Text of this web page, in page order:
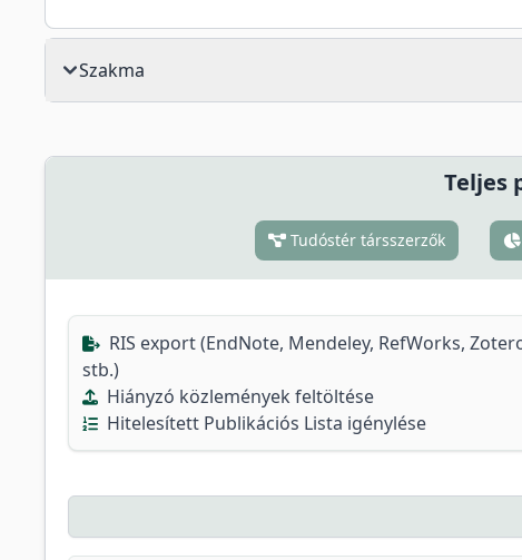
Szakma
Teljes
Tudóstér társszerzők
RIS export (EndNote, Mendeley, RefWorks,
stb.)
Hiányzó közlemények feltöltése
Hitelesített Publikációs Lista igénylése